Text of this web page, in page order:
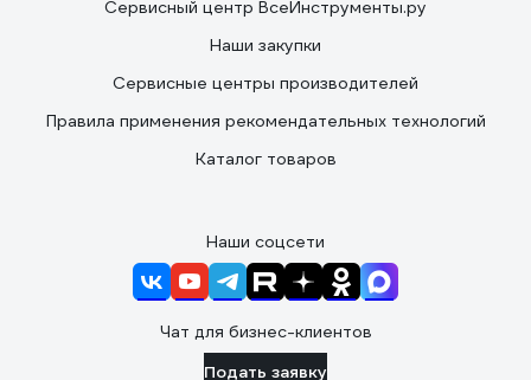
Сервисный центр ВсеИнструменты.ру
Наши закупки
Сервисные центры производителей
Правила применения рекомендательных технологий
Каталог товаров
Наши соцсети
Чат для бизнес-клиентов
Подать заявку